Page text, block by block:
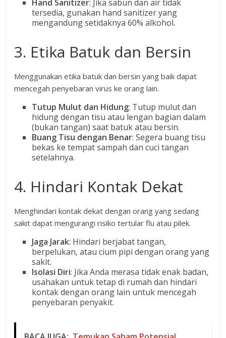
Hand Sanitizer: Jika sabun dan air tidak
tersedia, gunakan hand sanitizer yang
mengandung setidaknya 60% alkohol.
3. Etika Batuk dan Bersin
Menggunakan etika batuk dan bersin yang baik dapat
mencegah penyebaran virus ke orang lain.
Tutup Mulut dan Hidung: Tutup mulut dan
hidung dengan tisu atau lengan bagian dalam
(bukan tangan) saat batuk atau bersin.
Buang Tisu dengan Benar: Segera buang tisu
bekas ke tempat sampah dan cuci tangan
setelahnya.
4. Hindari Kontak Dekat
Menghindari kontak dekat dengan orang yang sedang
sakit dapat mengurangi risiko tertular flu atau pilek.
Jaga Jarak: Hindari berjabat tangan,
berpelukan, atau cium pipi dengan orang yang
sakit.
Isolasi Diri: Jika Anda merasa tidak enak badan,
usahakan untuk tetap di rumah dan hindari
kontak dengan orang lain untuk mencegah
penyebaran penyakit.